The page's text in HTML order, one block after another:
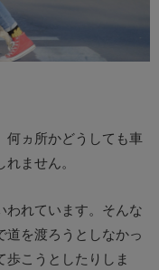
何ヵ所かどうしても車
ません。
われています。そんな
道を渡ろうとしなかっ
こうとしたりしま